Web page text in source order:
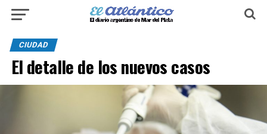
CIUDAD
El detalle de los nuevos casos